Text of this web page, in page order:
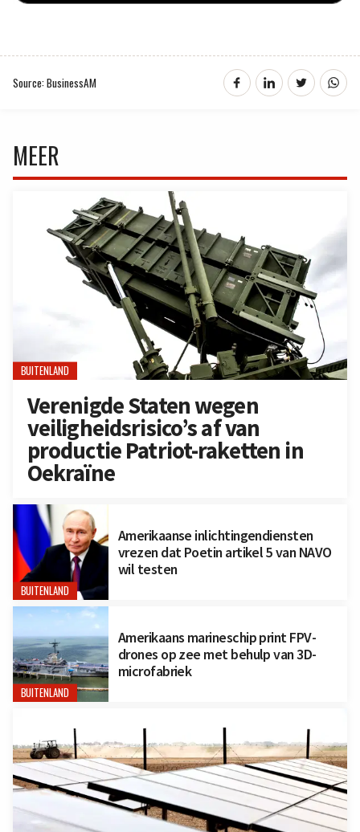
Source: BusinessAM
MEER
BUITENLAND
Verenigde Staten wegen
veiligheidsrisico’s af van
productie Patriot-raketten in
Oekraïne
BUITENLAND
Amerikaanse inlichtingendiensten
vrezen dat Poetin artikel 5 van NAVO
wil testen
BUITENLAND
Amerikaans marineschip print FPV-
drones op zee met behulp van 3D-
microfabriek